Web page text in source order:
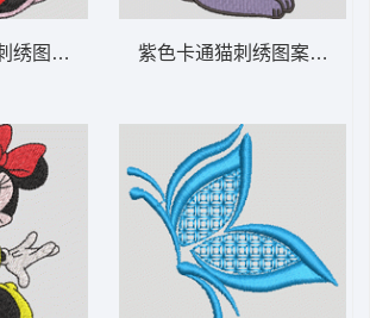
绣图案 米妮 15-DST格式紫色卡通猫刺绣图案 可爱